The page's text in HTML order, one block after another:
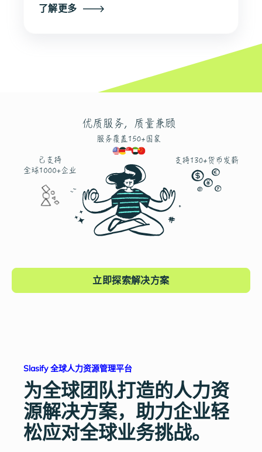
了解更多
立即探索解决方案
Slasify 全球人力资源管理平台
为全球团队打造的人力资
源解决方案，助力企业轻
松应对全球业务挑战。